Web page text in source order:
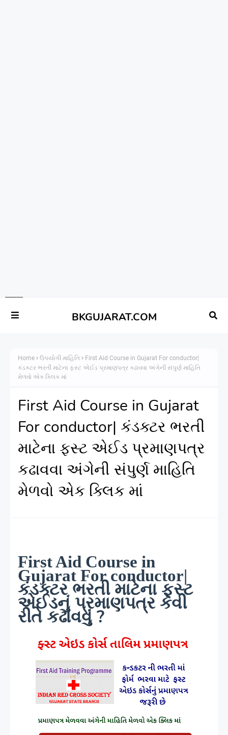
BKGUJARAT.COM
Home ઉપયોગી માહિતિ
First Aid Course in Gujarat For conductor|
કંડક્ટર ભરતી માટેના ફસ્ટ એઈડ પ્રમાણપત્ર કઢાવવા અંગેની સંપુર્ણ માહિતિ
મેળવો એક ક્લિક માં
First Aid Course in Gujarat
For conductor| કંડક્ટર ભરતી
માટેના ફસ્ટ એઈડ પ્રમાણપત્ર
કઢાવવા અંગેની સંપુર્ણ માહિતિ
મેળવો એક ક્લિક માં
First Aid Course in
Gujarat For conductor|
કંડક્ટર ભરતી માટેના ફસ્ટ
એઈડનું પ્રમાણપત્ર કેવી
રીતે કઢાવવુંં ?